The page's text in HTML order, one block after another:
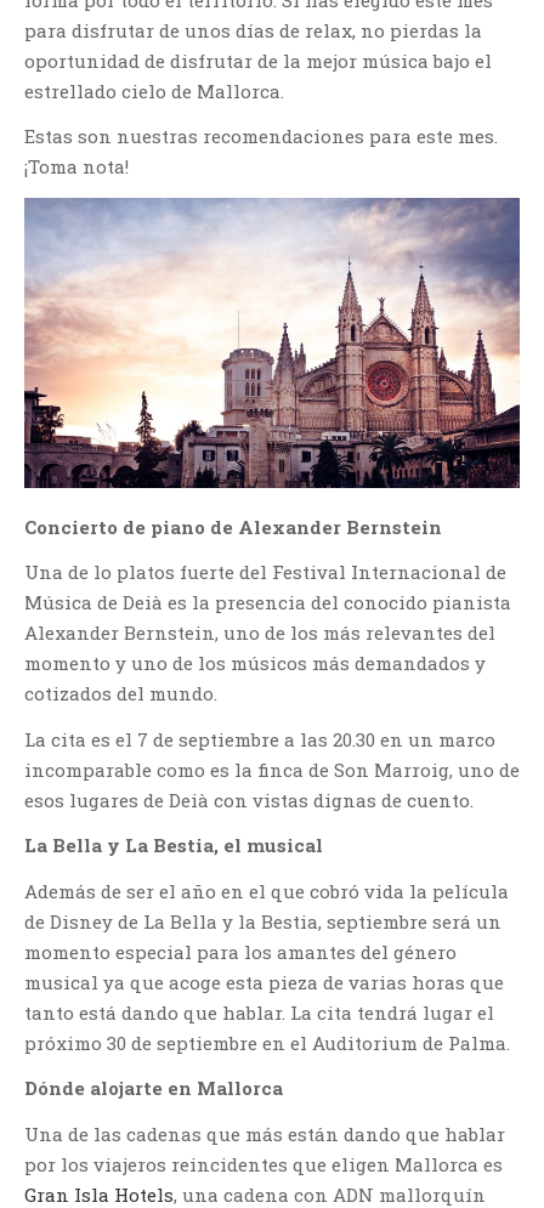
para disfrutar de unos días de relax, no pierdas la
oportunidad de disfrutar de la mejor música bajo el
estrellado cielo de Mallorca.
Estas son nuestras recomendaciones para este mes.
¡Toma nota!
Concierto de piano de Alexander Bernstein
Una de lo platos fuerte del Festival Internacional de
Música de Deià es la presencia del conocido pianista
Alexander Bernstein, uno de los más relevantes del
momento y uno de los músicos más demandados y
cotizados del mundo.
La cita es el 7 de septiembre a las 20.30 en un marco
incomparable como es la finca de Son Marroig, uno de
esos lugares de Deià con vistas dignas de cuento.
La Bella y La Bestia, el musical
Además de ser el año en el que cobró vida la película
de Disney de La Bella y la Bestia, septiembre será un
momento especial para los amantes del género
musical ya que acoge esta pieza de varias horas que
tanto está dando que hablar. La cita tendrá lugar el
próximo 30 de septiembre en el Auditorium de Palma.
Dónde alojarte en Mallorca
Una de las cadenas que más están dando que hablar
por los viajeros reincidentes que eligen Mallorca es
Gran Isla Hotels, una cadena con ADN mallorquín